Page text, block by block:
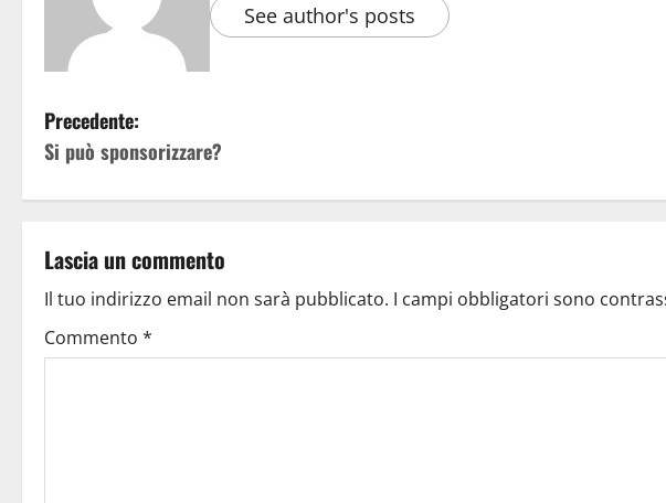
See author's posts
Precedente:
Si può sponsorizzare?
Lascia un commento
Il tuo indirizzo email non sarà pubblicato. I campi obbligatori sono
Commento *